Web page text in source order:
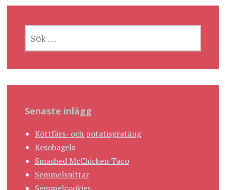
EFTER:
Senaste inlägg
Köttfärs- och potatisgratäng
Kesobagels
Smashed McChicken Taco
Semmelsnittar